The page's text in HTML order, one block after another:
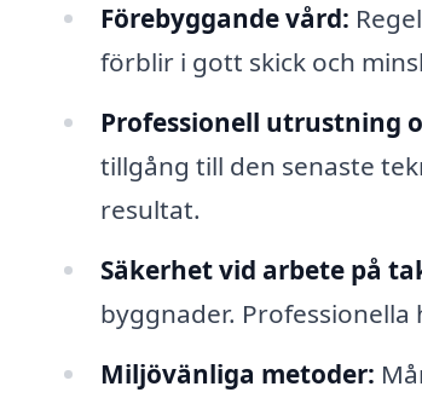
Förebyggande vård:
förblir i gott skick och
Professionell utrustning
tillgång till den senaste
resultat.
Säkerhet vid arbete på
byggnader.
Miljövänliga metoder: